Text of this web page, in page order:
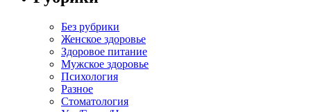
Без рубрики
Женское здоровье
Здоровое питание
Мужское здоровье
Психология
Разное
Стоматология